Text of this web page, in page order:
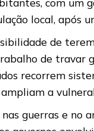
local, após
de
de
recorrem
a
guerras e no